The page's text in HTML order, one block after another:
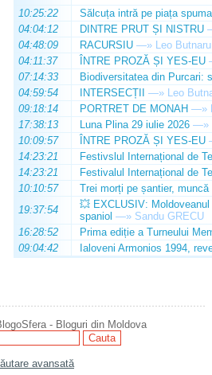
10:25:22
Sălcuța intră pe piața
04:04:12
DINTRE PRUT ȘI NISTRU
04:48:09
RACURSIU —» Leo Butnaru
04:11:37
ÎNTRE PROZĂ ȘI YES-EU
07:14:33
Biodiversitatea din Purcari:
04:59:54
INTERSECȚII —» Leo
09:18:14
PORTRET DE MONAH —»
17:38:13
Luna Plina 29 iulie 2026 —»
10:09:57
ÎNTRE PROZĂ ȘI YES-EU
14:23:21
Festivslul Internațional de
14:23:21
Festivalul Internațional de
10:10:57
Trei morți pe șantier, muncă
19:37:54
💥 EXCLUSIV:
spaniol —» Sandu GRECU
16:28:52
Prima ediție a Turneului
09:04:42
Ialoveni Armonios 1994,
- Bloguri din Moldova
avansată